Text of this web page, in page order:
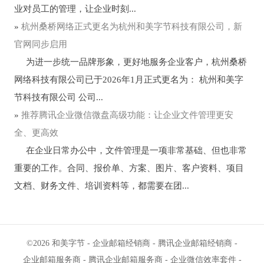
业对员工的管理，让企业时刻...
» 杭州桑桥网络正式更名为杭州和美字节科技有限公司，新
官网同步启用
为进一步统一品牌形象，更好地服务企业客户，杭州桑桥
网络科技有限公司已于2026年1月正式更名为： 杭州和美字
节科技有限公司 公司...
» 推荐腾讯企业微信微盘高级功能：让企业文件管理更安
全、更高效
在企业日常办公中，文件管理是一项非常基础、但也非常
重要的工作。合同、报价单、方案、图片、客户资料、项目
文档、财务文件、培训资料等，都需要在团...
©2026 和美字节 - 企业邮箱经销商 - 腾讯企业邮箱经销商 -
企业邮箱服务商- 腾讯企业邮箱服务商- 企业微信效率套件-